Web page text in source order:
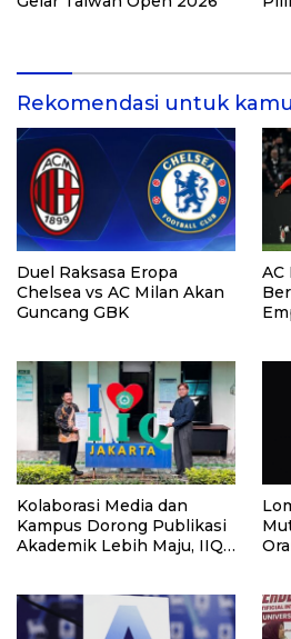
Rekomendasi untuk kamu
Duel Raksasa Eropa
Chelsea vs AC Milan Akan
Guncang GBK
AC
Kolaborasi Media dan
Kampus Dorong Publikasi
Akademik Lebih Maju, IIQ